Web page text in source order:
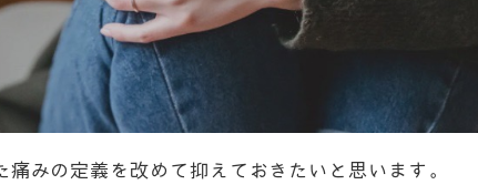
みの定義を改めて抑えておきたいと思います。